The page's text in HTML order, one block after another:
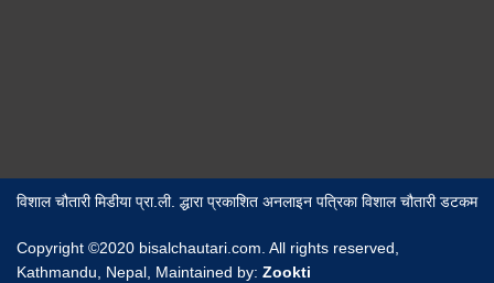
विशाल चौतारी मिडीया प्रा.ली. द्धारा प्रकाशित अनलाइन पत्रिका विशाल चौतारी डटकम
Copyright ©2020 bisalchautari.com. All rights reserved,
Kathmandu, Nepal, Maintained by: Zookti